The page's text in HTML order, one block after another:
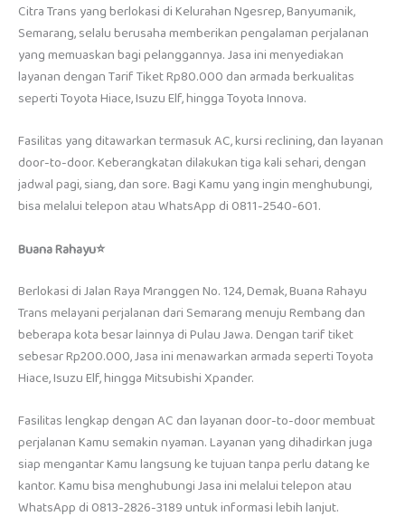
Citra Trans yang berlokasi di Kelurahan Ngesrep, Banyumanik,
Semarang, selalu berusaha memberikan pengalaman perjalanan
yang memuaskan bagi pelanggannya. Jasa ini menyediakan
layanan dengan Tarif Tiket Rp80.000 dan armada berkualitas
seperti Toyota Hiace, Isuzu Elf, hingga Toyota Innova.
Fasilitas yang ditawarkan termasuk AC, kursi reclining, dan layanan
door-to-door. Keberangkatan dilakukan tiga kali sehari, dengan
jadwal pagi, siang, dan sore. Bagi Kamu yang ingin menghubungi,
bisa melalui telepon atau WhatsApp di 0811-2540-601.
Buana Rahayu⭐
Berlokasi di Jalan Raya Mranggen No. 124, Demak, Buana Rahayu
Trans melayani perjalanan dari Semarang menuju Rembang dan
beberapa kota besar lainnya di Pulau Jawa. Dengan tarif tiket
sebesar Rp200.000, Jasa ini menawarkan armada seperti Toyota
Hiace, Isuzu Elf, hingga Mitsubishi Xpander.
Fasilitas lengkap dengan AC dan layanan door-to-door membuat
perjalanan Kamu semakin nyaman. Layanan yang dihadirkan juga
siap mengantar Kamu langsung ke tujuan tanpa perlu datang ke
kantor. Kamu bisa menghubungi Jasa ini melalui telepon atau
WhatsApp di 0813-2826-3189 untuk informasi lebih lanjut.